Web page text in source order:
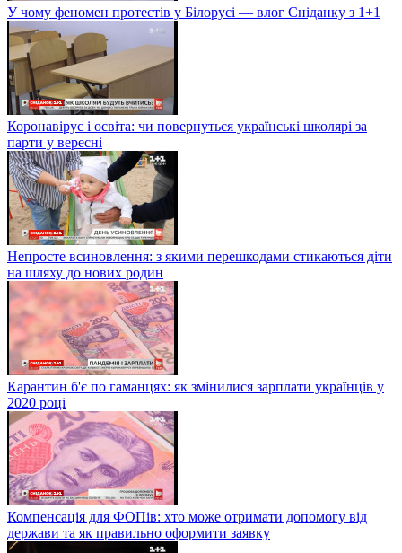
У чому феномен протестів у Білорусі — влог Сніданку з 1+1
Коронавірус і освіта: чи повернуться українські школярі за
парти у вересні
Непросте всиновлення: з якими перешкодами стикаються діти
на шляху до нових родин
Карантин б'є по гаманцях: як змінилися зарплати українців у
2020 році
Компенсація для ФОПів: хто може отримати допомогу від
держави та як правильно оформити заявку